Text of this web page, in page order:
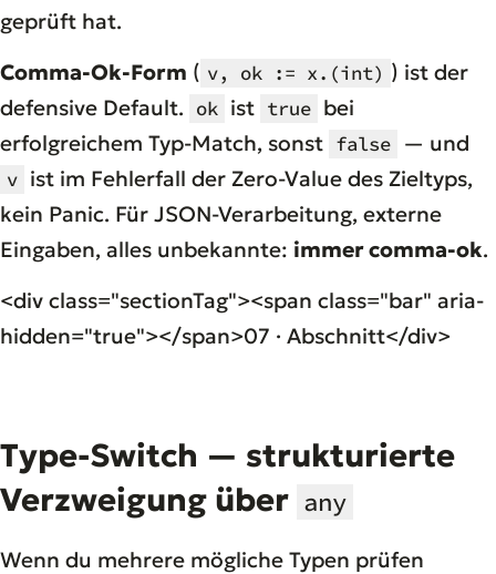
geprüft hat.
Comma-Ok-Form ( v, ok := x.(int) ) ist der
defensive Default. ok ist true bei
erfolgreichem Typ-Match, sonst false — und
v ist im Fehlerfall der Zero-Value des Zieltyps,
kein Panic. Für JSON-Verarbeitung, externe
Eingaben, alles unbekannte: immer comma-ok.
<div class="sectionTag"><span class="bar" aria-
hidden="true"></span>07 · Abschnitt</div>
Type-Switch — strukturierte
Verzweigung über any
Wenn du mehrere mögliche Typen prüfen